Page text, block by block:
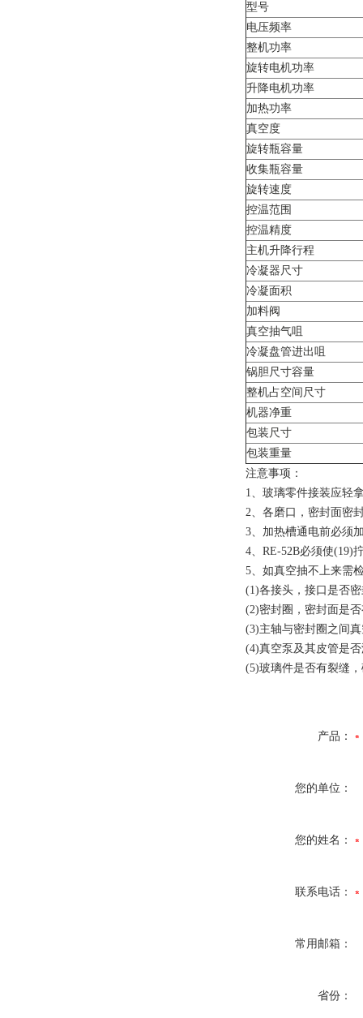
型号
电压频率
整机功率
旋转电机功率
升降电机功率
加热功率
真空度
旋转瓶容量
收集瓶容量
旋转速度
控温范围
控温精度
主机升降行程
冷凝器尺寸
冷凝面积
加料阀
真空抽气咀
冷凝盘管进出咀
锅胆尺寸容量
整机占空间尺寸
机器净重
包装尺寸
包装重量
注意事项：
1、玻璃零件接装应轻
2、各磨口，密封面密
3、加热槽通电前必须
4、RE-52B必须使(19)
5、如真空抽不上来需
(1)各接头，接口是否
(2)密封圈，密封面是
(3)主轴与密封圈之间
(4)真空泵及其皮管是
(5)玻璃件是否有裂缝
产品：
您的单位：
您的姓名：
联系电话：
常用邮箱：
省份：